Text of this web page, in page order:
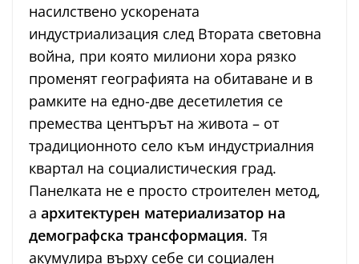
насилствено ускорената
индустриализация след Втората световна
война, при която милиони хора рязко
променят географията на обитаване и в
рамките на едно-две десетилетия се
премества центърът на живота – от
традиционното село към индустриалния
квартал на социалистическия град.
Панелката не е просто строителен метод,
а архитектурен материализатор на
демографска трансформация. Тя
акумулира върху себе си социален